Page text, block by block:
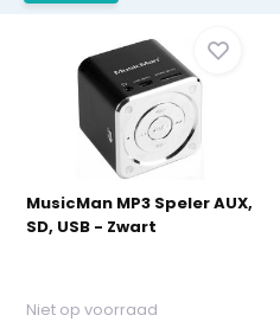
MusicMan MP3 Speler AUX,
SD, USB - Zwart
Niet op voorraad